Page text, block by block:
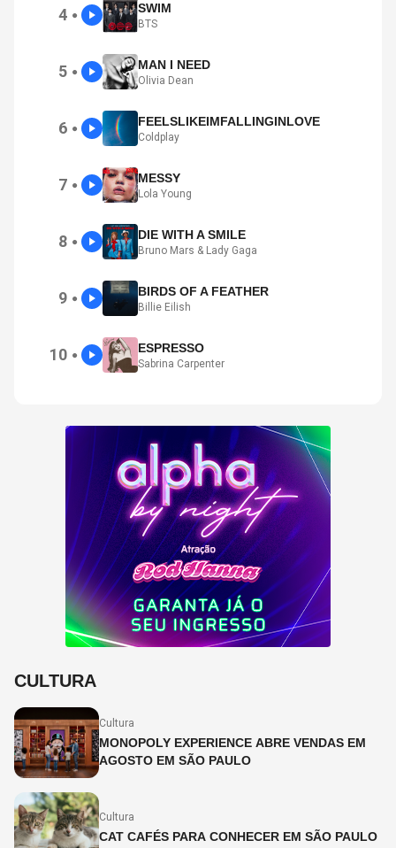
4 ● SWIM
BTS
5 ● MAN I NEED
Olivia Dean
6 ● FEELSLIKEIMFALLINGINLOVE
Coldplay
7 ● MESSY
Lola Young
8 ● DIE WITH A SMILE
Bruno Mars & Lady Gaga
9 ● BIRDS OF A FEATHER
Billie Eilish
10 ● ESPRESSO
Sabrina Carpenter
CULTURA
Cultura
MONOPOLY EXPERIENCE ABRE VENDAS EM
AGOSTO EM SÃO PAULO
Cultura
CAT CAFÉS PARA CONHECER EM SÃO PAULO